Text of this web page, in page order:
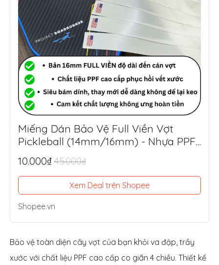
Miếng Dán Bảo Vệ Full Viền Vợt
Pickleball (14mm/16mm) - Nhựa PPF
Mỹ Siêu Dày 8.5mil
10.000₫45.000₫
Xem Deal trên Shopee
Shopee.vn
Bảo vệ toàn diện cây vợt của bạn khỏi va đập, trầy
xước với chất liệu PPF cao cấp co giãn 4 chiều. Thiết kế